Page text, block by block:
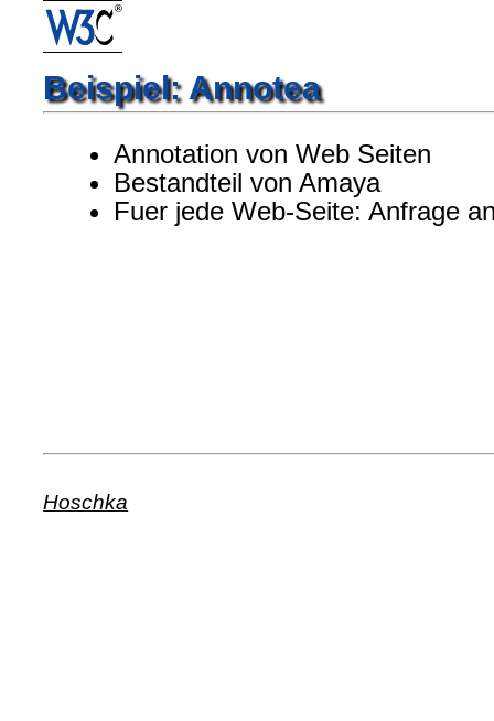
Beispiel: Annotea
Annotation von Web Seiten
Bestandteil von Amaya
Fuer jede Web-Seite: Anfrage
Hoschka